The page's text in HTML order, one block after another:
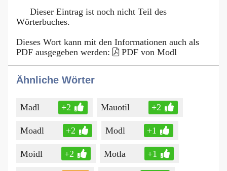
Dieser Eintrag ist noch nicht Teil des
Wörterbuches.
Dieses Wort kann mit den Informationen auch als
PDF ausgegeben werden:
PDF von Modl
Ähnliche Wörter
Madl +2 Mauotil +2
Moadl +2 Modl +1
Moidl +2 Motla +1